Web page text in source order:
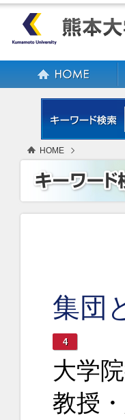
HOME
集団
4
大学
教授